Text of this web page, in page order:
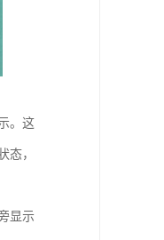
。这
态，
显示